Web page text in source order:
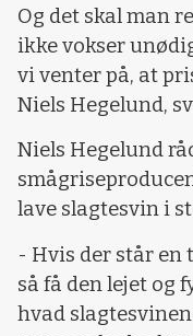
Og det skal man
ikke vokser
vi venter på, at
Niels Hegelund,
Niels Hegelund
lave slagtesvin i
- Hvis der står en
så få den lejet og
hvad